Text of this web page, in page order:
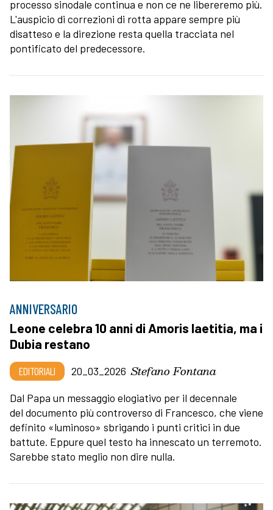
processo sinodale continua e non ce ne libereremo più.
L'auspicio di correzioni di rotta appare sempre più
disatteso e la direzione resta quella tracciata nel
pontificato del predecessore.
ANNIVERSARIO
Leone celebra 10 anni di Amoris laetitia, ma i
Dubia restano
EDITORIALI 20_03_2026 Stefano Fontana
Dal Papa un messaggio elogiativo per il decennale
del documento più controverso di Francesco, che viene
definito «luminoso» sbrigando i punti critici in due
battute. Eppure quel testo ha innescato un terremoto.
Sarebbe stato meglio non dire nulla.